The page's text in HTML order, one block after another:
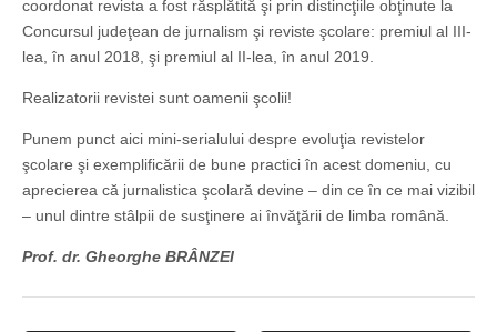
coordonat revista a fost răsplătită şi prin distincţiile obţinute la
Concursul judeţean de jurnalism şi reviste şcolare: premiul al III-
lea, în anul 2018, şi premiul al II-lea, în anul 2019.
Realizatorii revistei sunt oamenii şcolii!
Punem punct aici mini-serialului despre evoluţia revistelor
şcolare şi exemplificării de bune practici în acest domeniu, cu
aprecierea că jurnalistica şcolară devine – din ce în ce mai vizibil
– unul dintre stâlpii de susţinere ai învăţării de limba română.
Prof. dr. Gheorghe BRÂNZEI